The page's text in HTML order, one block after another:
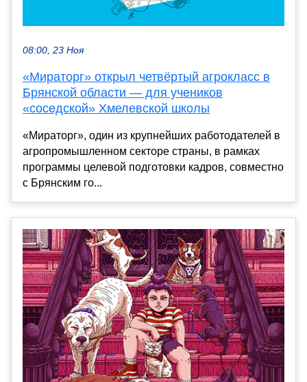
08:00, 23 Ноя
«Мираторг» открыл четвёртый агрокласс в
Брянской области — для учеников
«соседской» Хмелевской школы
«Мираторг», один из крупнейших работодателей в
агропромышленном секторе страны, в рамках
программы целевой подготовки кадров, совместно
с Брянским го...